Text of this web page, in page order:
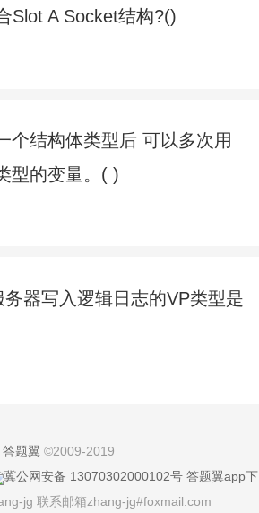
Slot A Socket结构?()
个结构体类型后 可以多次用
型的变量。( )
器写入逻辑日志的VP类型是
答题翼©2009-2019
冀公网安备 13070302000102号 答题翼app下
jg 联系邮箱zhang-jg#foxmail.com